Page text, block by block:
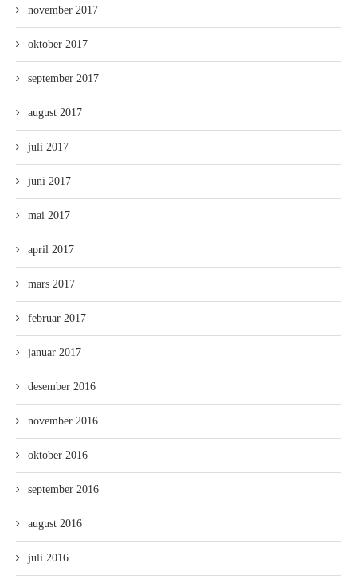
november 2017
oktober 2017
september 2017
august 2017
juli 2017
juni 2017
mai 2017
april 2017
mars 2017
februar 2017
januar 2017
desember 2016
november 2016
oktober 2016
september 2016
august 2016
juli 2016